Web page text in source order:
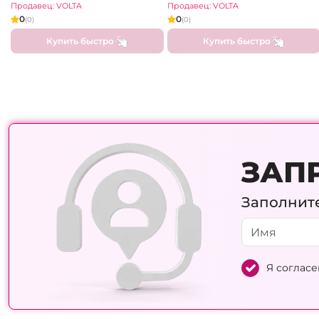
Продавец: VOLTA
0(0)
Купить быстро
Продавец: VOLTA
0(0)
Купить быстро
Я